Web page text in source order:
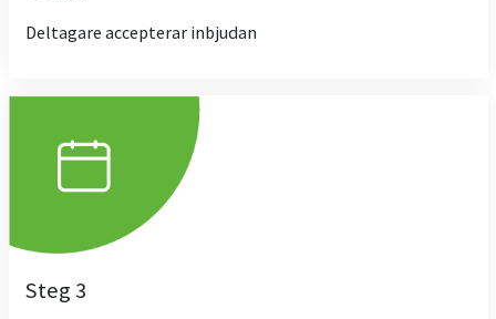
Deltagare accepterar inbjudan
Steg 3